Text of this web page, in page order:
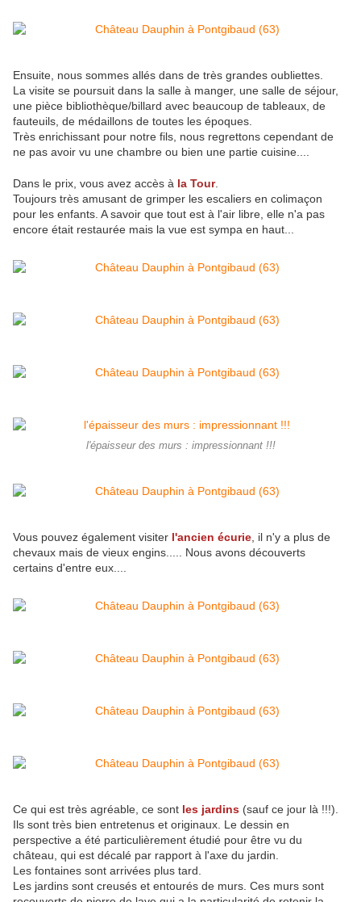
Ensuite, nous sommes allés dans de très grandes oubliettes.
La visite se poursuit dans la salle à manger, une salle de séjour,
une pièce bibliothèque/billard avec beaucoup de tableaux, de
fauteuils, de médaillons de toutes les époques.
Très enrichissant pour notre fils, nous regrettons cependant de
ne pas avoir vu une chambre ou bien une partie cuisine....
Dans le prix, vous avez accès à la Tour.
Toujours très amusant de grimper les escaliers en colimaçon
pour les enfants. A savoir que tout est à l'air libre, elle n'a pas
encore était restaurée mais la vue est sympa en haut...
l'épaisseur des murs : impressionnant !!!
Vous pouvez également visiter l'ancien écurie , il n'y a plus de
chevaux mais de vieux engins..... Nous avons découverts
certains d'entre eux....
Ce qui est très agréable, ce sont les jardins (sauf ce jour là !!!).
Ils sont très bien entretenus et originaux. Le dessin en
perspective a été particulièrement étudié pour être vu du
château, qui est décalé par rapport à l'axe du jardin.
Les fontaines sont arrivées plus tard.
Les jardins sont creusés et entourés de murs. Ces murs sont